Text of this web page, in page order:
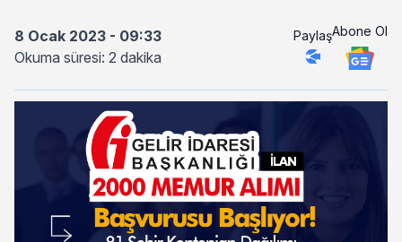
8 Ocak 2023 - 09:33
Okuma süresi: 2 dakika
PaylaşAbone Ol